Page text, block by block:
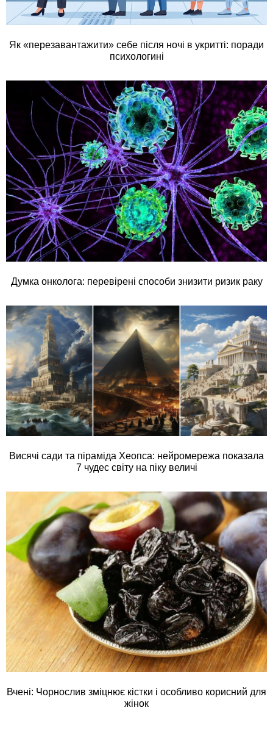
Як «перезавантажити» себе після ночі в укритті: поради
психологині
Думка онколога: перевірені способи знизити ризик раку
Висячі сади та піраміда Хеопса: нейромережа показала
7 чудес світу на піку величі
Вчені: Чорнослив зміцнює кістки і особливо корисний для
жінок